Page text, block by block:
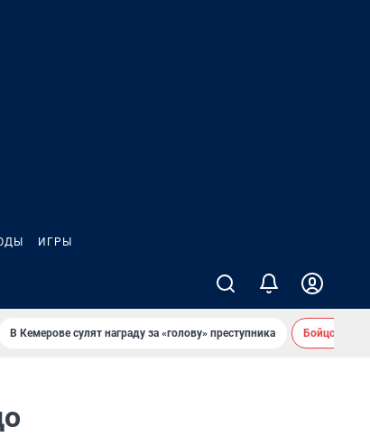
ИГРЫ
В Кемерове сулят награду за «голову» преступника Бойцовский